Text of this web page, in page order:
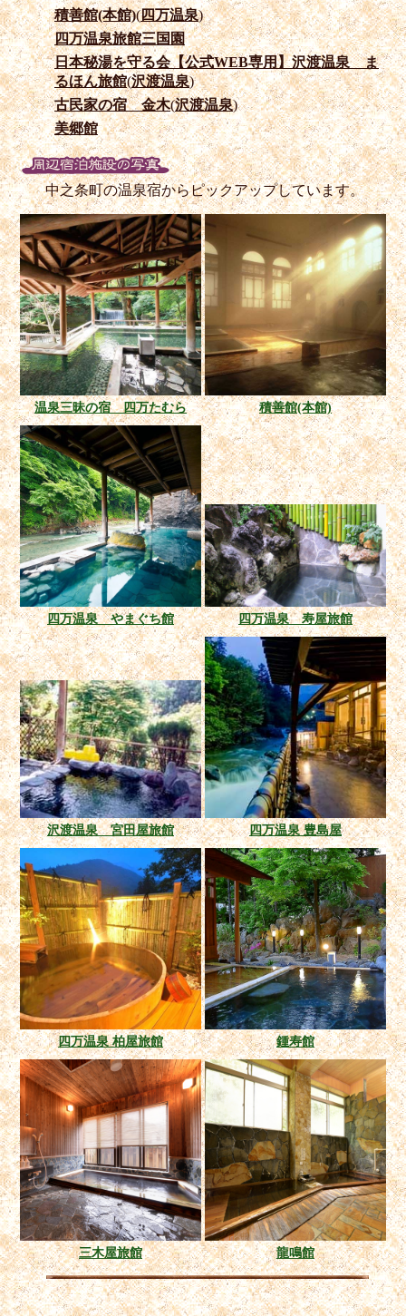
積善館(本館)(四万温泉)
四万温泉旅館三国園
日本秘湯を守る会【公式WEB専用】沢渡温泉 ま
るほん旅館(沢渡温泉)
古民家の宿 金木(沢渡温泉)
美郷館
中之条町の温泉宿からピックアップしています。
温泉三昧の宿 四万たむら 積善館(本館)
四万温泉 やまぐち館 四万温泉 寿屋旅館
沢渡温泉 宮田屋旅館 四万温泉 豊島屋
四万温泉 柏屋旅館 鍾寿館
三木屋旅館 龍鳴館